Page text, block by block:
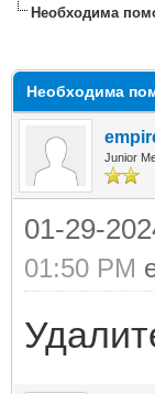
Необходима
Необходима
Junior
01-29-
01:50 PM